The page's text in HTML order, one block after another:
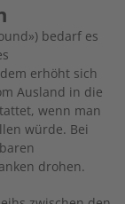
bedarf es
erhöht sich
Ausland in die
wenn man
würde. Bei
drohen.